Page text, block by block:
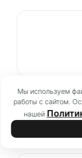
Мы используем
работы с сайтом.
нашей